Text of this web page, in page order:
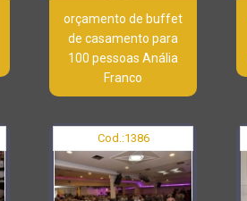
orçamento de buffet
de casamento para
100 pessoas Anália
Franco
Cod.:1386